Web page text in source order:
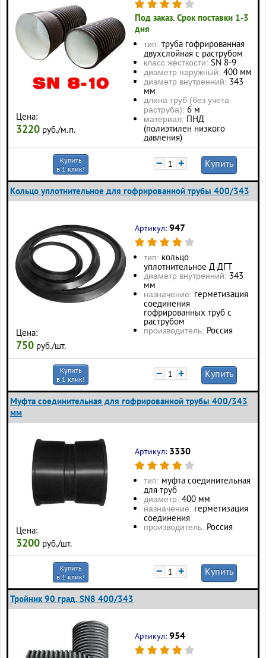
Цена:
3220 руб./м.п.
Под заказ. Срок поставки 1-3
дня
тип: труба гофрированная
двухслойная с раструбом
класс жесткости: SN 8-9
диаметр наружный: 400 мм
диаметр внутренний: 343
мм
длина труб (без учета
раструба): 6 м
материал: ПНД
(полиэтилен низкого
давления)
Купить
в 1 клик!
− + Купить
Кольцо уплотнительное для гофрированной трубы 400/343
Цена:
750 руб./шт.
Артикул: 947
тип: кольцо
уплотнительное Д-ДГТ
диаметр внутренний: 343
мм
назначение: герметизация
соединения
гофрированных труб с
раструбом
производитель: Россия
Купить
в 1 клик!
− + Купить
Муфта соединительная для гофрированной трубы 400/343
мм
Цена:
3200 руб./шт.
Артикул: 3330
тип: муфта соединительная
для труб
диаметр: 400 мм
назначение: герметизация
соединения
производитель: Россия
Купить
в 1 клик!
− + Купить
Тройник 90 град. SN8 400/343
Артикул: 954